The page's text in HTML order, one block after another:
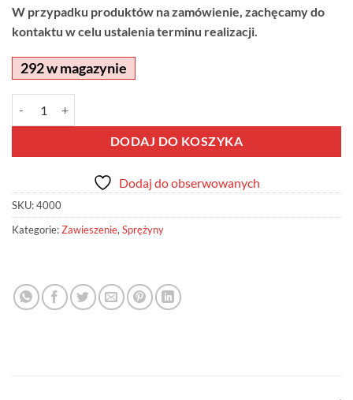
W przypadku produktów na zamówienie, zachęcamy do
kontaktu w celu ustalenia terminu realizacji.
292 w magazynie
DODAJ DO KOSZYKA
Alternative:
Dodaj do obserwowanych
SKU:4000
Kategorie:Zawieszenie,Sprężyny